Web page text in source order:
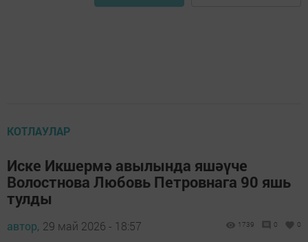
КОТЛАУЛАР
Иске Икшермә авылында яшәүче
Волостнова Любовь Петровнага 90 яшь
тулды
автор, 29 май 2026 - 18:57 1739 0 0